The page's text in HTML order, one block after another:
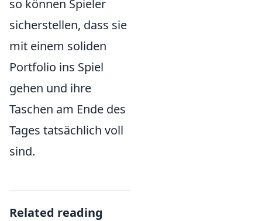
so können Spieler
sicherstellen, dass sie
mit einem soliden
Portfolio ins Spiel
gehen und ihre
Taschen am Ende des
Tages tatsächlich voll
sind.
Related reading